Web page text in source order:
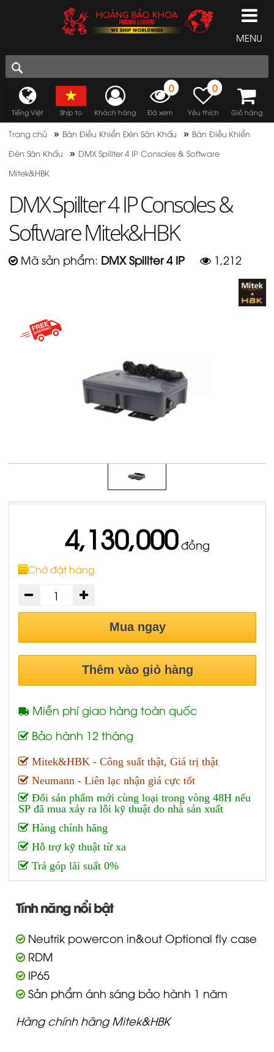
MENU
Tiếng Việt Ship to Khách hàng
0
Đã xem
0
Yêu thích Giỏ hàng
Trang chủ » Bàn Điều Khiển Đèn Sân Khấu » Bàn Điều Khiển
Đèn Sân Khấu
» DMX Spillter 4 IP Consoles & Software
Mitek&HBK
DMX Spillter 4 IP Consoles &
Software Mitek&HBK
Mã sản phẩm: DMX Spillter 4 IP 1,212
4,130,000đồng
Chờ đặt hàng
Mua ngay
Thêm vào giỏ hàng
Miễn phí giao hàng toàn quốc
Bảo hành 12 tháng
Mitek&HBK - Công suất thật, Giá trị thật
Neumann - Liên lạc nhận giá cực tốt
Đổi sản phẩm mới cùng loại trong vòng 48H nếu
SP đã mua xảy ra lỗi kỹ thuật do nhà sản xuất
Hàng chính hãng
Hỗ trợ kỹ thuật từ xa
Trả góp lãi suất 0%
Tính năng nổi bật
Neutrik powercon in&out Optional fly case
RDM
IP65
Sản phẩm ánh sáng bảo hành 1 năm
Hàng chính hãng Mitek&HBK